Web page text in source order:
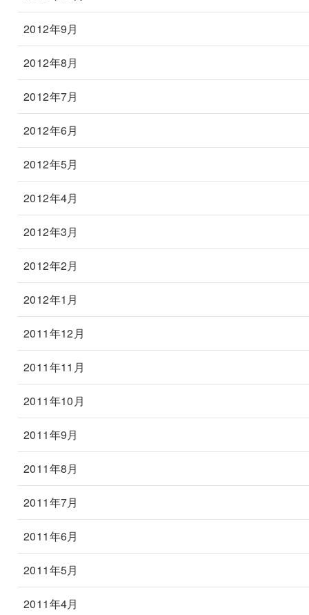
2012年9月
2012年8月
2012年7月
2012年6月
2012年5月
2012年4月
2012年3月
2012年2月
2012年1月
2011年12月
2011年11月
2011年10月
2011年9月
2011年8月
2011年7月
2011年6月
2011年5月
2011年4月